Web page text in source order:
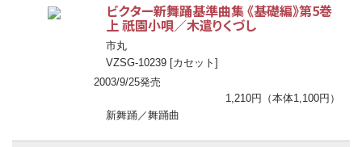
ビクター新舞踊基準曲集 《基礎編》第5巻
上 祇園小唄／木遣りくづし
市丸
VZSG-10239 [カセット]
2003/9/25発売
1,210円（本体1,100円）
新舞踊／舞踊曲